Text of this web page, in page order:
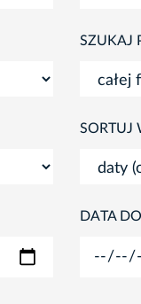
SZUKAJ
SORTUJ
DATA